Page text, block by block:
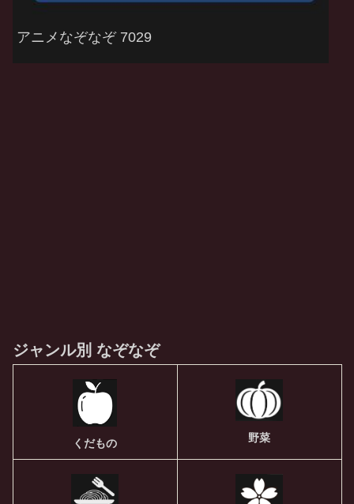
アニメなぞなぞ 7029
ジャンル別 なぞなぞ
くだもの 野菜